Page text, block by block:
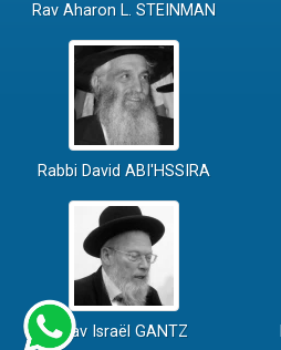
Rav Aharon L. STEINMAN
Rabbi David ABI'HSSIRA
Rav Israël GANTZ